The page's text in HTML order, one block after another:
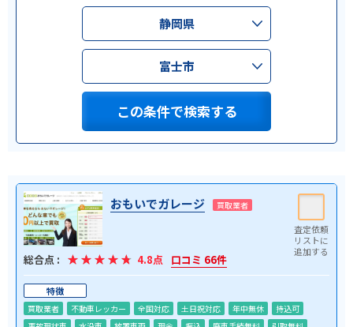
静岡県
富士市
この条件で検索する
おもいでガレージ 買取業者
総合点 : 4.8点 口コミ 66件
特徴
買取業者 不動車レッカー 全国対応 土日祝対応 年中無休
持込可